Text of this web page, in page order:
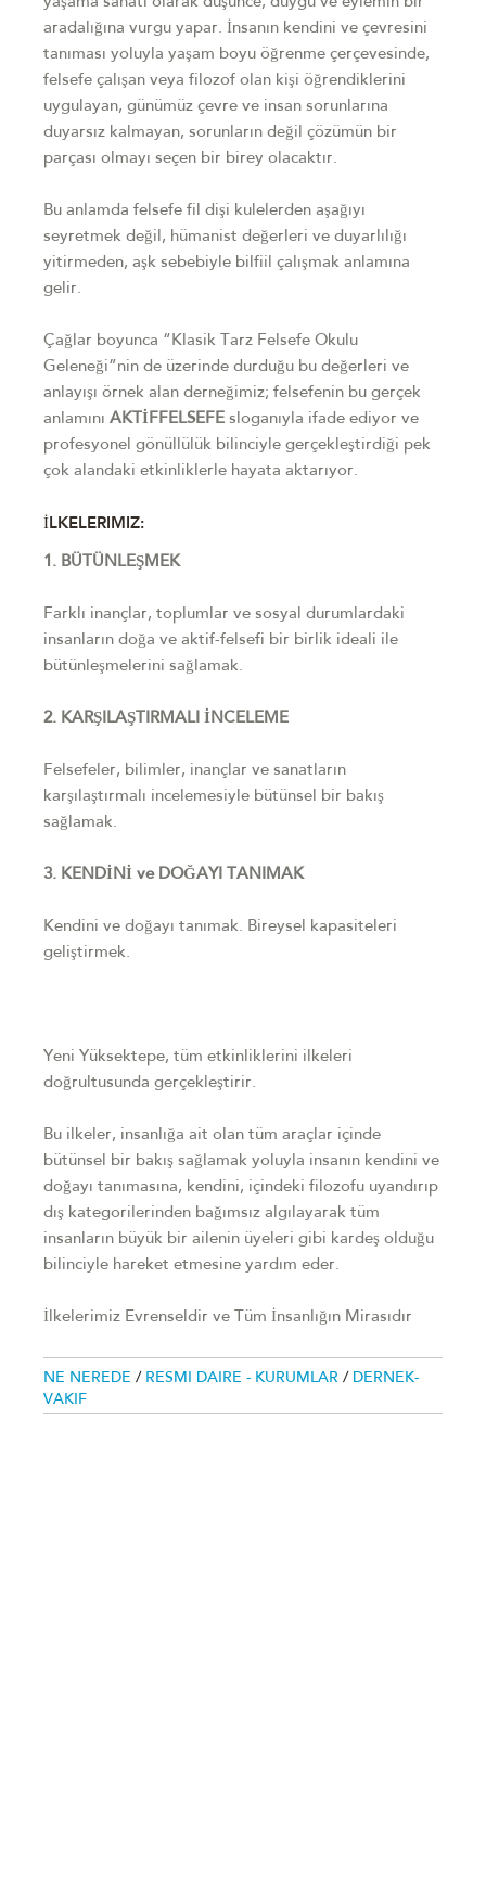
aradalığına vurgu yapar. İnsanın kendini ve çevresini
tanıması yoluyla yaşam boyu öğrenme çerçevesinde,
felsefe çalışan veya filozof olan kişi öğrendiklerini
uygulayan, günümüz çevre ve insan sorunlarına
duyarsız kalmayan, sorunların değil çözümün bir
parçası olmayı seçen bir birey olacaktır.
Bu anlamda felsefe fil dişi kulelerden aşağıyı
seyretmek değil, hümanist değerleri ve duyarlılığı
yitirmeden, aşk sebebiyle bilfiil çalışmak anlamına
gelir.
Çağlar boyunca “Klasik Tarz Felsefe Okulu
Geleneği”nin de üzerinde durduğu bu değerleri ve
anlayışı örnek alan derneğimiz; felsefenin bu gerçek
anlamını AKTİFFELSEFE sloganıyla ifade ediyor ve
profesyonel gönüllülük bilinciyle gerçekleştirdiği pek
çok alandaki etkinliklerle hayata aktarıyor.
İLKELERIMIZ:
1. BÜTÜNLEŞMEK
Farklı inançlar, toplumlar ve sosyal durumlardaki
insanların doğa ve aktif-felsefi bir birlik ideali ile
bütünleşmelerini sağlamak.
2. KARŞILAŞTIRMALI İNCELEME
Felsefeler, bilimler, inançlar ve sanatların
karşılaştırmalı incelemesiyle bütünsel bir bakış
sağlamak.
3. KENDİNİ ve DOĞAYI TANIMAK
Kendini ve doğayı tanımak. Bireysel kapasiteleri
geliştirmek.
Yeni Yüksektepe, tüm etkinliklerini ilkeleri
doğrultusunda gerçekleştirir.
Bu ilkeler, insanlığa ait olan tüm araçlar içinde
bütünsel bir bakış sağlamak yoluyla insanın kendini ve
doğayı tanımasına, kendini, içindeki filozofu uyandırıp
dış kategorilerinden bağımsız algılayarak tüm
insanların büyük bir ailenin üyeleri gibi kardeş olduğu
bilinciyle hareket etmesine yardım eder.
İlkelerimiz Evrenseldir ve Tüm İnsanlığın Mirasıdır
NE NEREDE / RESMI DAIRE - KURUMLAR / DERNEK-
VAKIF